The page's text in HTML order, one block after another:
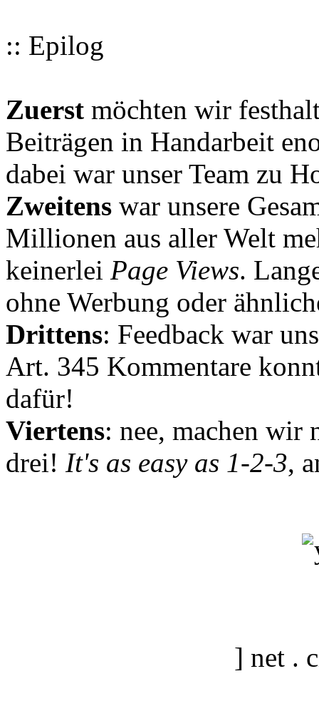
:: Epilog
Zuerst möchten wir
Beiträgen in Handarbeit
dabei war unser Team zu
Zweitens war unsere
Millionen aus aller Welt
keinerlei Page Views.
ohne Werbung oder
Drittens: Feedback war
Art. 345 Kommentare
dafür!
Viertens: nee, machen wir
drei! It's as easy as 1-2-3,
] net .